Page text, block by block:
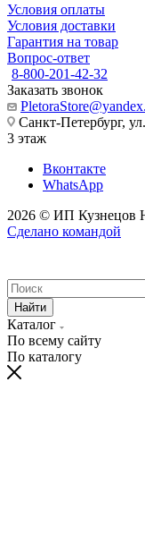
Условия оплаты
Условия доставки
Гарантия на товар
Вопрос-ответ
8-800-201-42-32
Заказать звонок
Санкт-Петербург,
3 этаж
Вконтакте
WhatsApp
2026 © ИП Кузнецов
Сделано командой
Найти
Каталог
По всему сайту
По каталогу